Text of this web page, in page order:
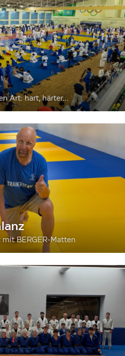
Art: hart, härter...
BERGER-Matten